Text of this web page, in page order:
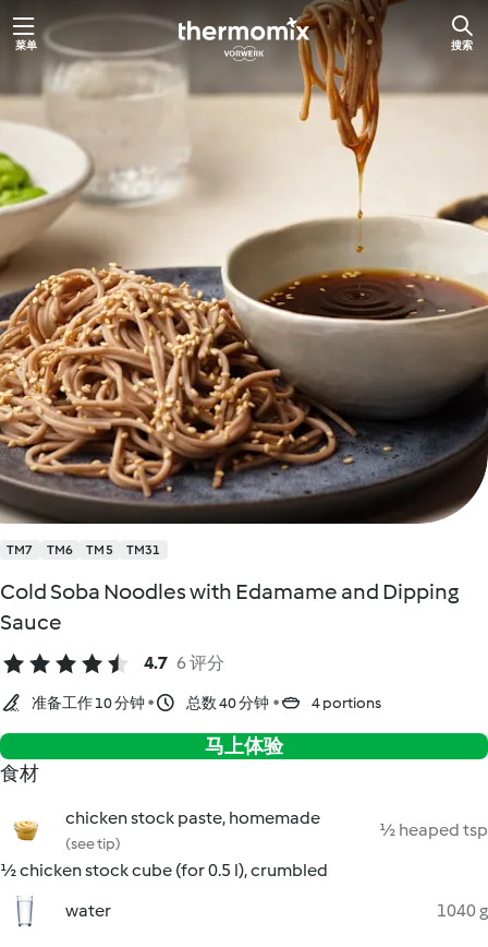
跳
容
菜单 搜索
TM7 TM6 TM5 TM31
Cold Soba Noodles with Edamame and Dipping
Sauce
4.7 6 评分
准备工作 10 分钟 总数 40 分钟 4 portions
马上体验
食材
chicken stock paste, homemade
(see tip)
½ heaped tsp
½ chicken stock cube (for 0.5 l), crumbled
water
1040 g